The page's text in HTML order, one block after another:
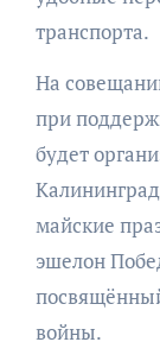
транспорта.
На
при
будет
майские
эшелон
войны.